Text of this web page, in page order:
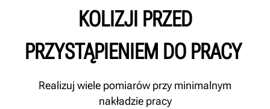
KOLIZJI PRZED
PRZYSTĄPIENIEM DO PRACY
Realizuj wiele pomiarów przy minimalnym
nakładzie pracy